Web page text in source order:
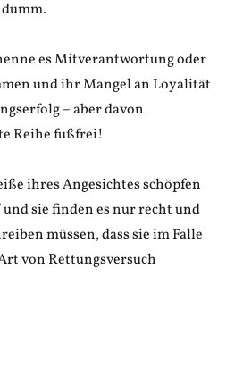
es Mitverantwortung oder
und ihr Mangel an Loyalität
– aber davon
Reihe fußfrei!
ihres Angesichtes schöpfen
sie finden es nur recht und
müssen, dass sie im Falle
von Rettungsversuch